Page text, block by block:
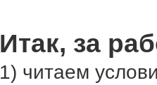
Итак, за
1) читаем